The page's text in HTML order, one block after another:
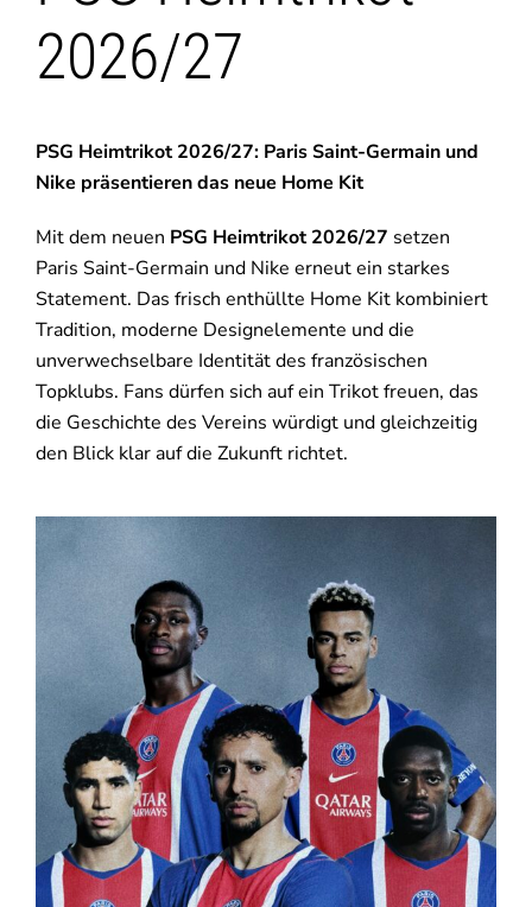
2026/27
PSG Heimtrikot 2026/27: Paris Saint-Germain und
Nike präsentieren das neue Home Kit
Mit dem neuen PSG Heimtrikot 2026/27 setzen
Paris Saint-Germain und Nike erneut ein starkes
Statement. Das frisch enthüllte Home Kit kombiniert
Tradition, moderne Designelemente und die
unverwechselbare Identität des französischen
Topklubs. Fans dürfen sich auf ein Trikot freuen, das
die Geschichte des Vereins würdigt und gleichzeitig
den Blick klar auf die Zukunft richtet.